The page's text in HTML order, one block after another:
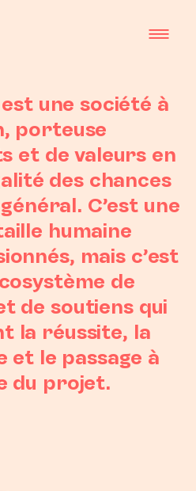
une société à
porteuse
et de valeurs en
des chances
C’est une
humaine
mais c’est
de
de soutiens qui
la réussite, la
et le passage à
du projet.